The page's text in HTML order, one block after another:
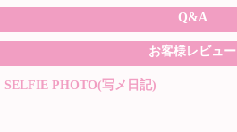
Q&A
お客様レビュー
SELFIE PHOTO(写メ日記)